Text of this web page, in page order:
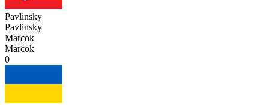
Pavlinsky
Pavlinsky
Marcok
Marcok
0